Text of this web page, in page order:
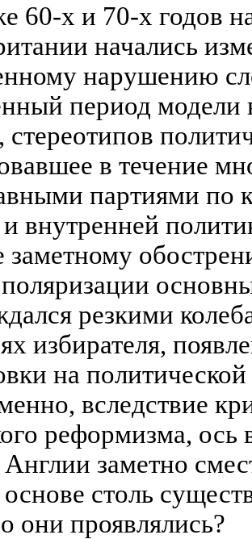
60-х и 70-х годов
начались
нарушению
период модели
стереотипов
в течение
партиями по
внутренней
заметному
резкими
избирателя,
на
вследствие
реформизма, ось
Англии заметно
столь
они проявлялись?